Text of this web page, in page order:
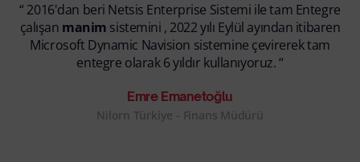
“ 2016'dan beri Netsis Enterprise Sistemi ile tam Entegre
çalışan manim sistemini , 2022 yılı Eylül ayından itibaren
Microsoft Dynamic Navision sistemine çevirerek tam
entegre olarak 6 yıldır kullanıyoruz. “
Emre Emanetoğlu
Nilorn Türkiye - Finans Müdürü